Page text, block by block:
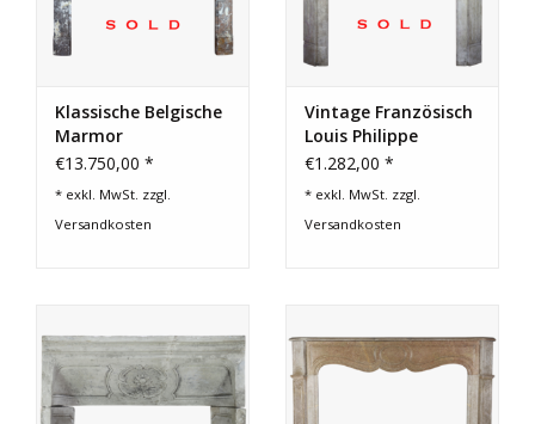
Klassische Belgische
Marmor
Kaminmaske
€13.750,00 *
* exkl. MwSt. zzgl.
Versandkosten
Vintage Französisch
Louis Philippe
Periode Kaminmaske
€1.282,00 *
* exkl. MwSt. zzgl.
Versandkosten